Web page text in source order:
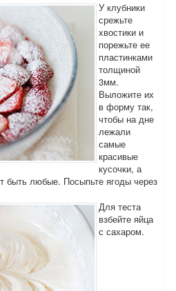
У клубники
срежьте
хвостики и
порежьте ее
пластинками
толщиной
3мм.
Выложите их
в форму так,
чтобы на дне
лежали
самые
красивые
кусочки, а
быть любые. Посыпьте ягоды через
Для теста
взбейте яйца
с сахаром.